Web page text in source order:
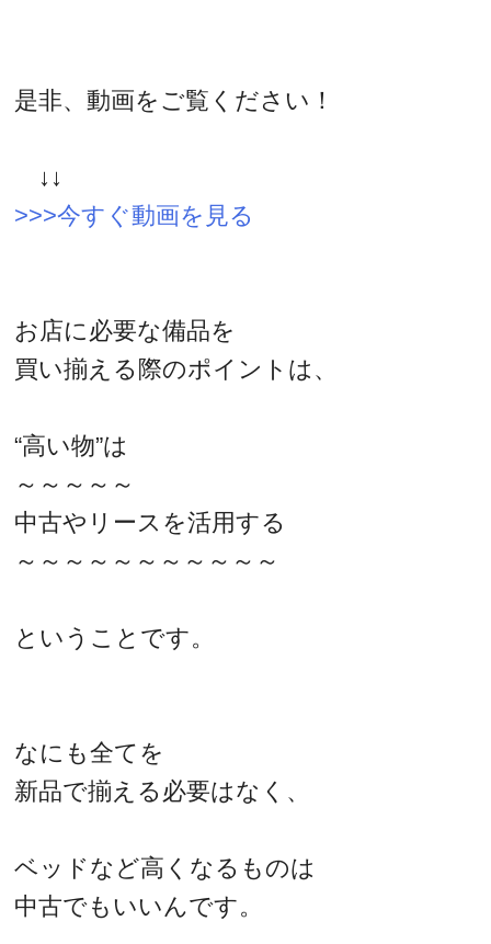
是非、動画をご覧ください！
↓↓
>>>今すぐ動画を見る
お店に必要な備品を
買い揃える際のポイントは、
“高い物”は
～～～～～
中古やリースを活用する
～～～～～～～～～～～
ということです。
なにも全てを
新品で揃える必要はなく、
ベッドなど高くなるものは
中古でもいいんです。